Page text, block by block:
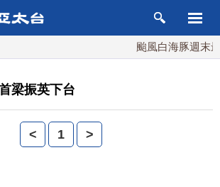
颱風白海豚週末最
梁振英下台
< 1 >